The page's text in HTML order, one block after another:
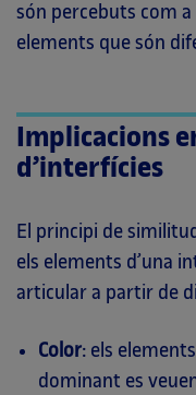
són percebuts com
elements que són
Implicacions
d’interfícies
El principi de
els elements d’una
articular a partir de
Color: els
dominant es